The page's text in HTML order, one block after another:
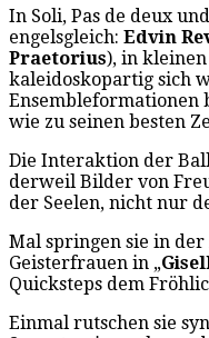
In Soli, Pas de deux
engelsgleich: Edvin
Praetorius), in
kaleidoskopartig sich
Ensembleformationen
wie zu seinen besten
Die Interaktion der
derweil Bilder von
der Seelen, nicht nur
Mal springen sie in
Geisterfrauen in „
Quicksteps dem
Einmal rutschen sie